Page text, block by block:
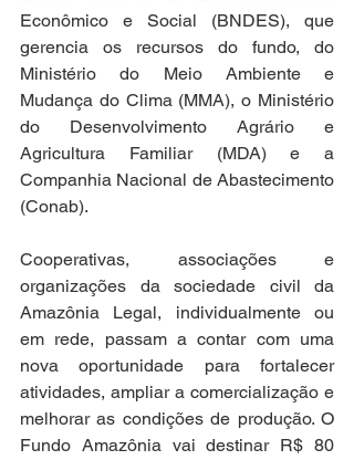
Econômico e Social (BNDES), que
gerencia os recursos do fundo, do
Ministério do Meio Ambiente e
Mudança do Clima (MMA), o Ministério
do Desenvolvimento Agrário e
Agricultura Familiar (MDA) e a
Companhia Nacional de Abastecimento
(Conab).
Cooperativas, associações e
organizações da sociedade civil da
Amazônia Legal, individualmente ou
em rede, passam a contar com uma
nova oportunidade para fortalecer
atividades, ampliar a comercialização e
melhorar as condições de produção. O
Fundo Amazônia vai destinar R$ 80